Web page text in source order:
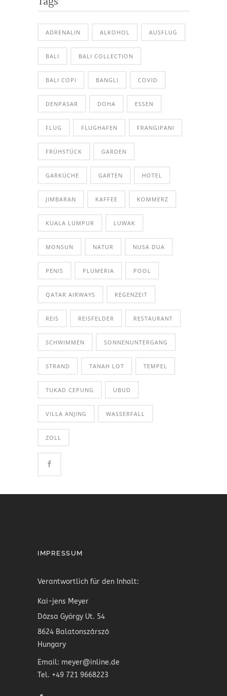
ADRENALIN ALKOHOL AUSFLUG
BALI BALI COLLECTION
BALI COPI BANGLI COVID
DENPASAR DOHA ESSEN
FLUG FLUGHAFEN FRANGIPANI
FRÜHSTÜCK GARDEN
GARKÜCHE GARTEN HOTEL
JIMBARAN KAFFEE KOMMERZ
KUALA LUMPUR LUWAK
MONSUN NATUR NUSA DUA
PENIS PLUMERIA POOL
QATAR AIRWAYS REGENZEIT
REIS REISFELDER RESTAURANT
SCHWIMMEN SONNENUNTERGANG
STRAND TANAH LOT TEMPEL
TUKAD CEPUNG UBUD
VILLA ANJING WASSERFALL
ZOLL
IMPRESSUM
Verantwortlich für den Inhalt:
Kai-jens Meyer
Dózsa György Ut. 54
8624 Balatonszárszó
Hungary
Email: meyer@inline.de
Tel. +49 721 9668223